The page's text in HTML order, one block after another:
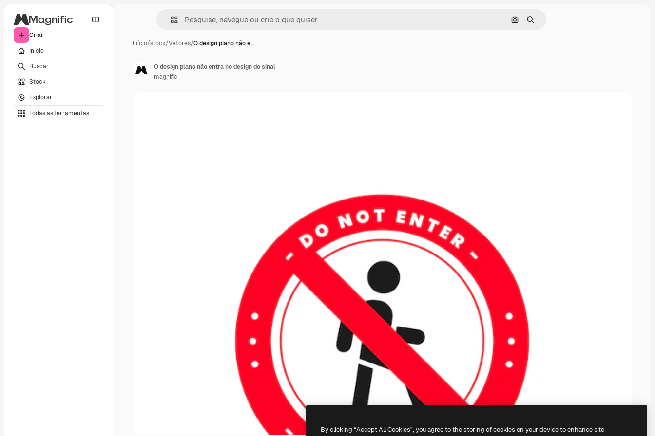
Criar
Início
Buscar
Stock
Explorar
Todas as ferramentas
Pesquisar por imagem
Buscar
Início/stock/Vetores/O design plano não e…
O design plano não entra no design do sinal
magnific
By clicking “Accept All Cookies”, you agree to the storing of cookies on your device to enhance site